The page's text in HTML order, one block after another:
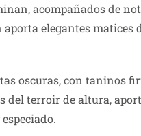
acompañados de
elegantes matices
oscuras, con taninos
del terroir de altura,